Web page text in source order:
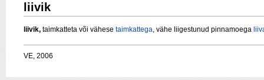
liivik
liivik, taimkatteta või vähese taimkattega, vähe liigestunud pinnamoega
VE, 2006